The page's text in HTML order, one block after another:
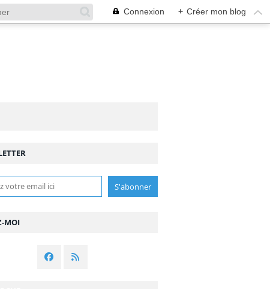
Connexion + Créer mon blog
MOI